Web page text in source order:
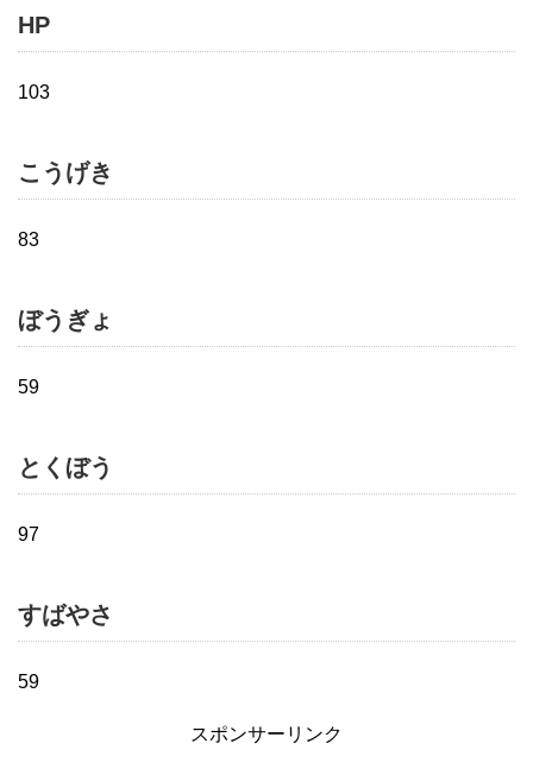
HP
103
こうげき
83
ぼうぎょ
59
とくぼう
97
すばやさ
59
スポンサーリンク